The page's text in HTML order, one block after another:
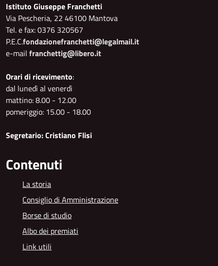
Istituto Giuseppe Franchetti
Via Pescheria, 22 46100 Mantova
Tel. e fax: 0376 320567
P.E.C.fondazionefranchetti@legalmail.it
e-mail franchettig@libero.it
Orari di ricevimento:
dal lunedì al venerdì
mattino: 8.00 - 12.00
pomeriggio: 15.00 - 18.00
Segretario: Cristiano Flisi
Contenuti
La storia
Consiglio di Amministrazione
Borse di studio
Albo dei premiati
Link utili